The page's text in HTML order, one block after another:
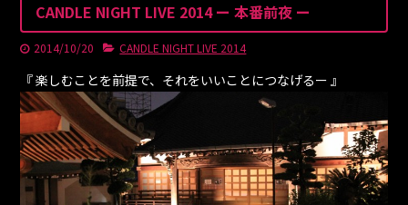
CANDLE NIGHT LIVE 2014 ー 本番前夜 ー
2014/10/20 CANDLE NIGHT LIVE 2014
『 楽しむことを前提で、それをいいことにつなげるー 』